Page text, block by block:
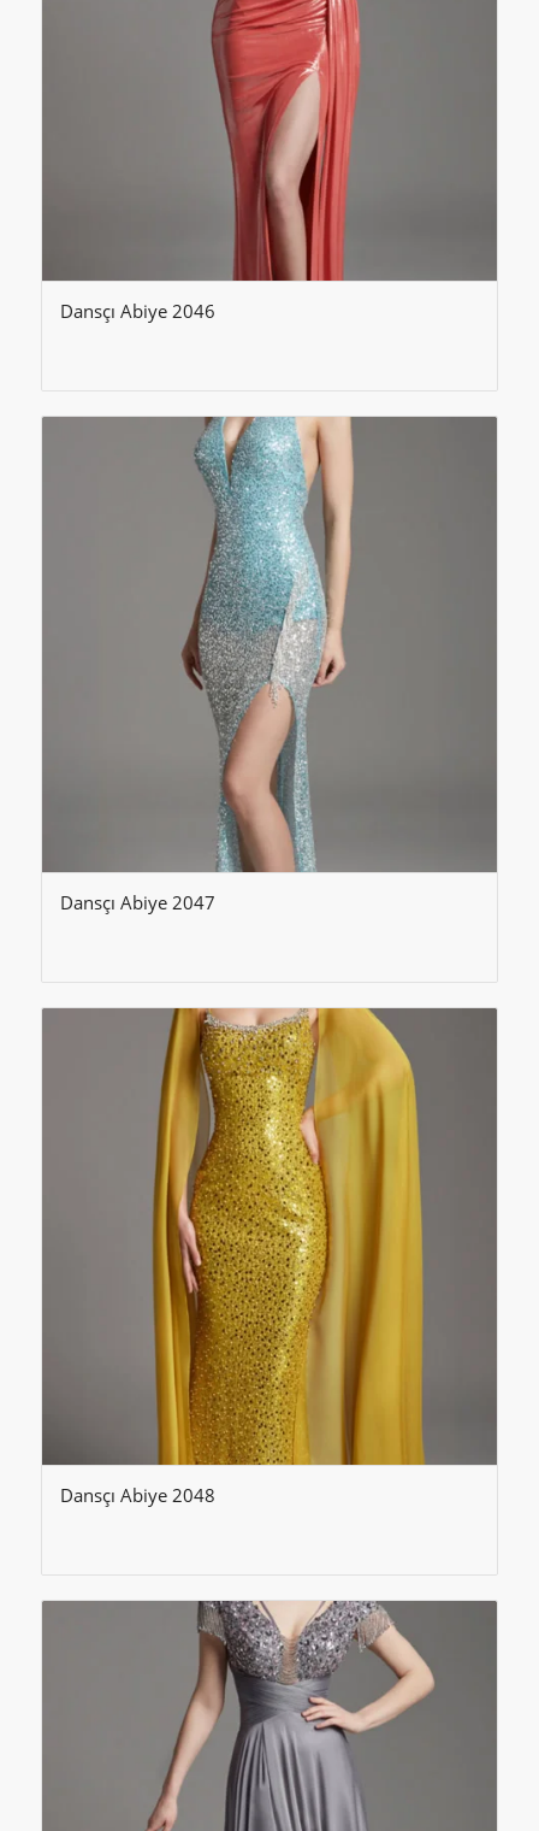
Dansçı Abiye 2046
Dansçı Abiye 2047
Dansçı Abiye 2048